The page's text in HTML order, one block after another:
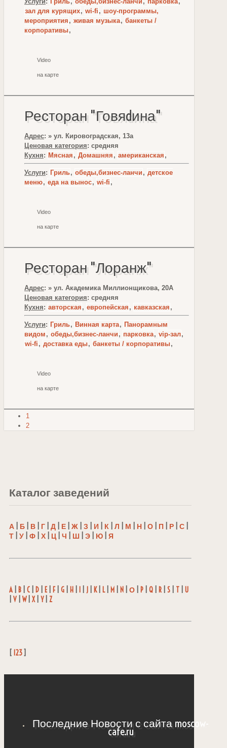
зал для курящих, wi-fi , шоу-программы,
мероприятия , живая музыка, банкеты /
корпоративы,
Video
на карте
Ресторан "Говяdина"
Адрес: » ул. Кировоградская, 13а
Ценовая категория: средняя
Кухня: Мясная , Домашняя , американская ,
Услуги: Гриль, обеды,бизнес-ланчи , детское
меню, еда на вынос, wi-fi ,
Video
на карте
Ресторан "Лоранж"
Адрес: » ул. Академика Миллионщикова, 20А
Ценовая категория: средняя
Кухня: авторская , европейская , кавказская ,
Услуги: Гриль, Винная карта, Панорамным
видом , обеды,бизнес-ланчи , парковка, vip-зал,
wi-fi , доставка еды, банкеты / корпоративы,
Video
на карте
1
2
Каталог заведений
А Б В Г Д Е Ж З И К Л М Н О П Р С
Т
У Ф Х Ц Ч Ш Э Ю Я
A B C D E F G H K| L| M N О P Q R S T
U
V W| X Y| Z
[ 123]
Последние Новости с сайта moscow-
cafe.ru